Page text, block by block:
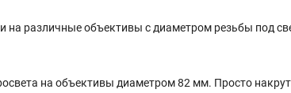
на различные объективы с диаметром резьбы под
на объективы диаметром 82 мм. Просто